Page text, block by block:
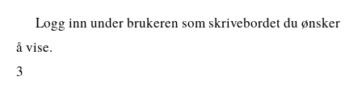
Logg inn under brukeren som skrivebordet du ønsker
å vise.
3